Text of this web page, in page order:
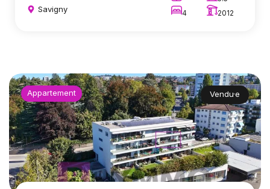
Savigny
4
2012
Appartement Vendu·e